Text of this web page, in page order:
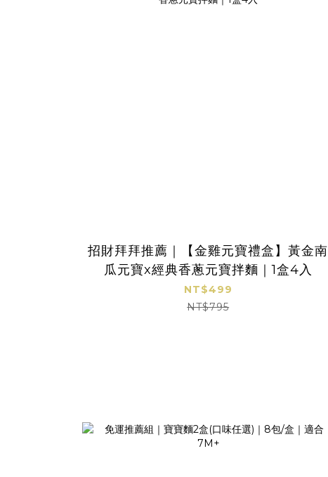
招財拜拜推薦｜【金雞元寶禮盒】黃金南
瓜元寶x經典香蔥元寶拌麵｜1盒4入
NT$499
NT$795